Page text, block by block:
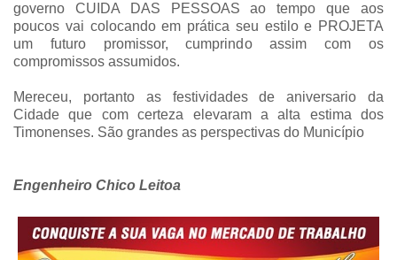
governo CUIDA DAS PESSOAS ao tempo que aos
poucos vai colocando em prática seu estilo e PROJETA
um futuro promissor, cumprindo assim com os
compromissos assumidos.
Mereceu, portanto as festividades de aniversario da
Cidade que com certeza elevaram a alta estima dos
Timonenses. São grandes as perspectivas do Município
Engenheiro Chico Leitoa